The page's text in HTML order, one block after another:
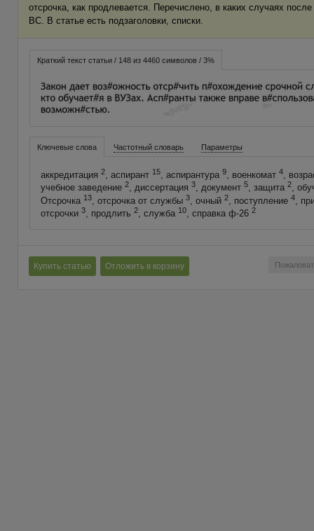
отсрочка, как продлевается. Перечислено, в каких случаях
ВС. В статье есть подзаголовки, списки.
Краткий текст статьи / 148 из 4460 символов / 3%
Ключевые слова Частотный словарь Параметры
аккредитация 2, аспирант 15, аспирантура 9, военкомат 4,
учебное заведение 2, диссертация 3, документ 5, защита 2,
Отсрочка 13, отсрочка от службы 3, очный 2, поступление 4,
отсрочки 3, продлить 2, служба 10, справка ф-26 2
Купить статью Отложить в корзину